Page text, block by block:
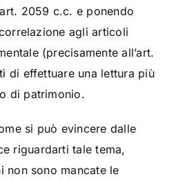
2059 c.c. e ponendo
agli articoli
(precisamente all’art.
di effettuare una lettura più
di patrimonio.
si può evincere dalle
riguardarti tale tema,
non sono mancate le